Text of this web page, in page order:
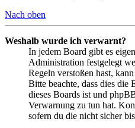
Nach oben
Weshalb wurde ich verwarnt?
In jedem Board gibt es
Administration festgelegt
Regeln verstoßen hast,
Bitte beachte, dass dies die
dieses Boards ist und
Verwarnung zu tun hat.
sofern du die nicht sicher